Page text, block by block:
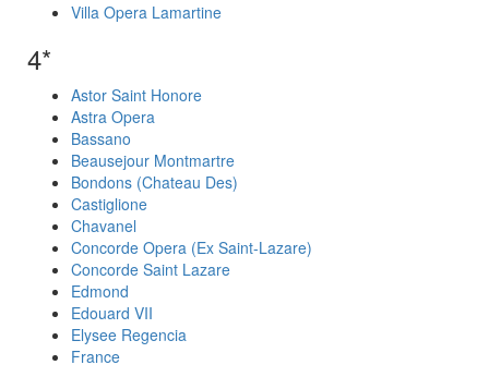
Villa Opera Lamartine
4*
Astor Saint Honore
Astra Opera
Bassano
Beausejour Montmartre
Bondons (Chateau Des)
Castiglione
Chavanel
Concorde Opera (Ex Saint-Lazare)
Concorde Saint Lazare
Edmond
Edouard VII
Elysee Regencia
France